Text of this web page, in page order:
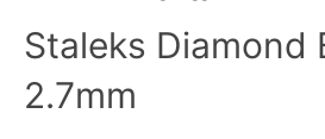
Staleks Diamond
2.7mm